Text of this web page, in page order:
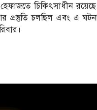
চিকিৎসাধীন
চলছিল এবং এ